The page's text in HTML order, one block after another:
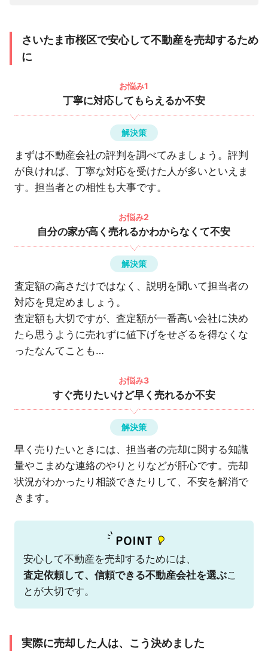
さいたま市桜区で安心して不動産を売却するため
に
お悩み1
丁寧に対応してもらえるか不安
解決策
まずは不動産会社の評判を調べてみましょう。評判
が良ければ、丁寧な対応を受けた人が多いといえま
す。担当者との相性も大事です。
お悩み2
自分の家が高く売れるかわからなくて不安
解決策
査定額の高さだけではなく、説明を聞いて担当者の
対応を見定めましょう。
査定額も大切ですが、査定額が一番高い会社に決め
たら思うように売れずに値下げをせざるを得なくな
ったなんてことも…
お悩み3
すぐ売りたいけど早く売れるか不安
解決策
早く売りたいときには、担当者の売却に関する知識
量やこまめな連絡のやりとりなどが肝心です。売却
状況がわかったり相談できたりして、不安を解消で
きます。
安心して不動産を売却するためには、
査定依頼して、信頼できる不動産会社を選ぶこ
とが大切です。
実際に売却した人は、こう決めました